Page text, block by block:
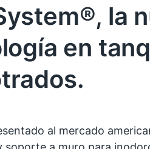
la
en
al mercado